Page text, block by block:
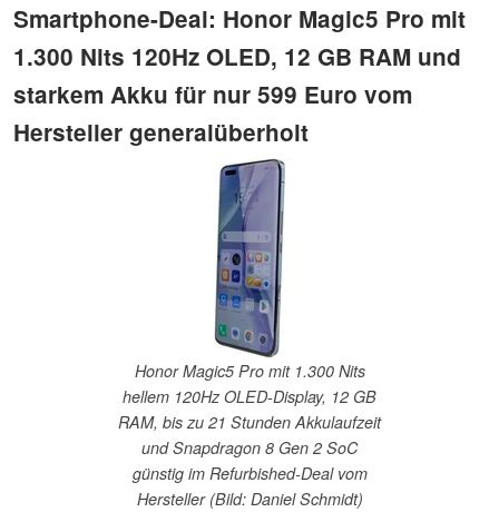
Smartphone-Deal: Honor Magic5 Pro mit
1.300 Nits 120Hz OLED, 12 GB RAM und
starkem Akku für nur 599 Euro vom
Hersteller generalüberholt
Honor Magic5 Pro mit 1.300 Nits
hellem 120Hz OLED-Display, 12 GB
RAM, bis zu 21 Stunden Akkulaufzeit
und Snapdragon 8 Gen 2 SoC
günstig im Refurbished-Deal vom
Hersteller (Bild: Daniel Schmidt)